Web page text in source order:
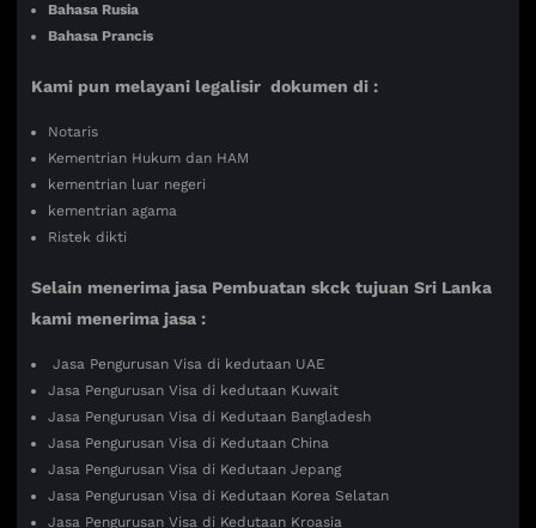
Bahasa Rusia
Bahasa Prancis
Kami pun melayani legalisir dokumen di :
Notaris
Kementrian Hukum dan HAM
kementrian luar negeri
kementrian agama
Ristek dikti
Selain menerima jasa Pembuatan skck tujuan Sri Lanka
kami menerima jasa :
Jasa Pengurusan Visa di kedutaan UAE
Jasa Pengurusan Visa di kedutaan Kuwait
Jasa Pengurusan Visa di Kedutaan Bangladesh
Jasa Pengurusan Visa di Kedutaan China
Jasa Pengurusan Visa di Kedutaan Jepang
Jasa Pengurusan Visa di Kedutaan Korea Selatan
Jasa Pengurusan Visa di Kedutaan Kroasia